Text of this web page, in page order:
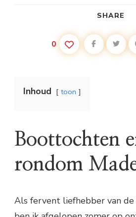
SHARE
0
Inhoud toon
Boottochten
rondom
Als fervent liefhebber van